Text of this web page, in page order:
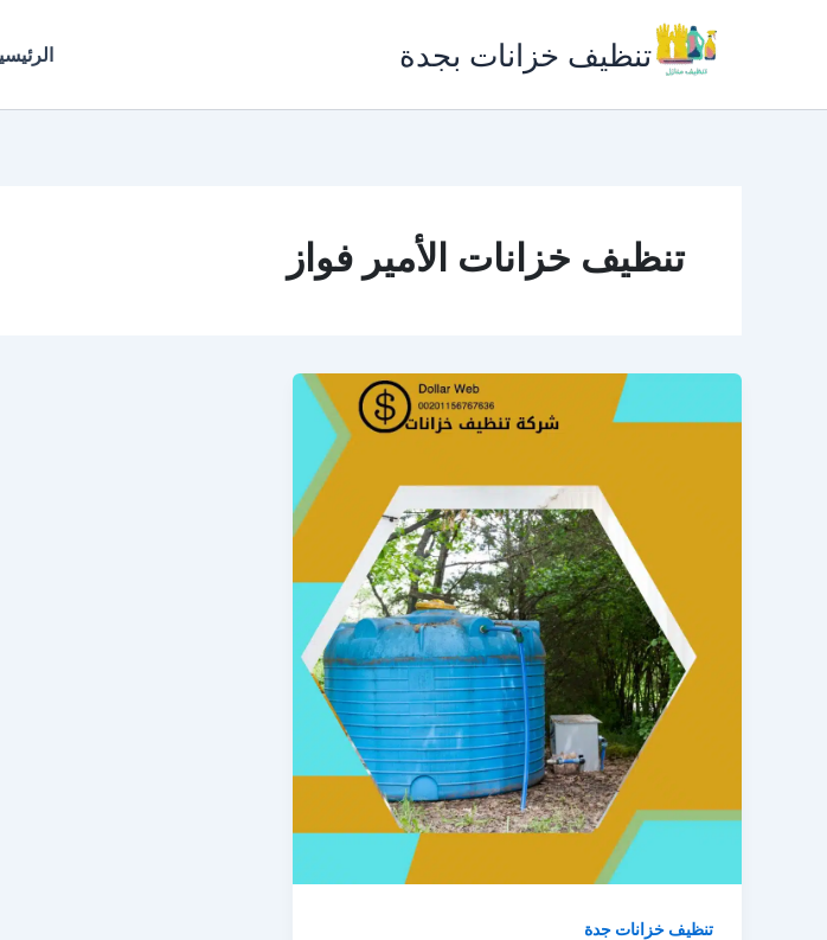
تنظيف خزانات بجدة
تنظيف خزانات الأمير فواز
تنظيف خزانات جدة